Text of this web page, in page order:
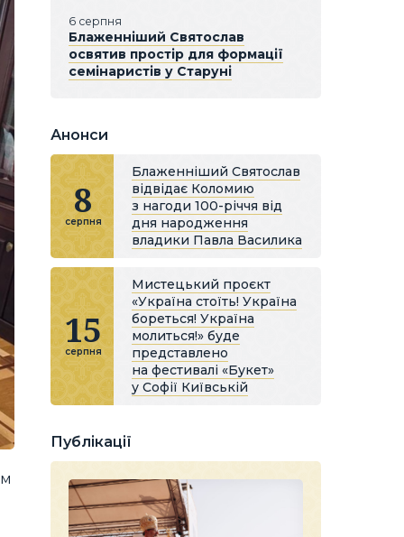
6 серпня
Блаженніший Святослав
освятив простір для формації
семінаристів у Старуні
Анонси
8
серпня
Блаженніший Святослав
відвідає Коломию
з нагоди 100-річчя від
дня народження
владики Павла Василика
15
серпня
Мистецький проєкт
«Україна стоїть! Україна
бореться! Україна
молиться!» буде
представлено
на фестивалі «Букет»
у Софії Київській
Публікації